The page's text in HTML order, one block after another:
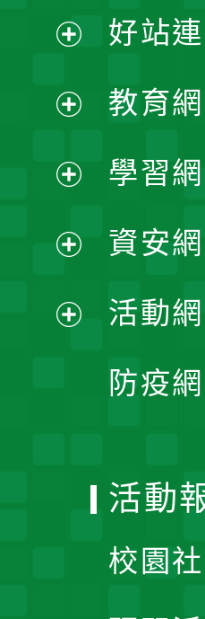
開
選
單
開
選
單
開
選
單
開
選
開
好站
教育
學習
資安
活動
防疫
活動
校園